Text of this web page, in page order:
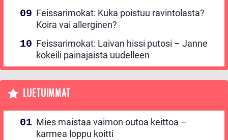
Feissarimokat: Kuka poistuu ravintolasta?
Koira vai allerginen?
Feissarimokat: Laivan hissi putosi – Janne
kokeili painajaista uudelleen
LUETUIMMAT
Mies maistaa vaimon outoa keittoa –
karmea loppu koitti